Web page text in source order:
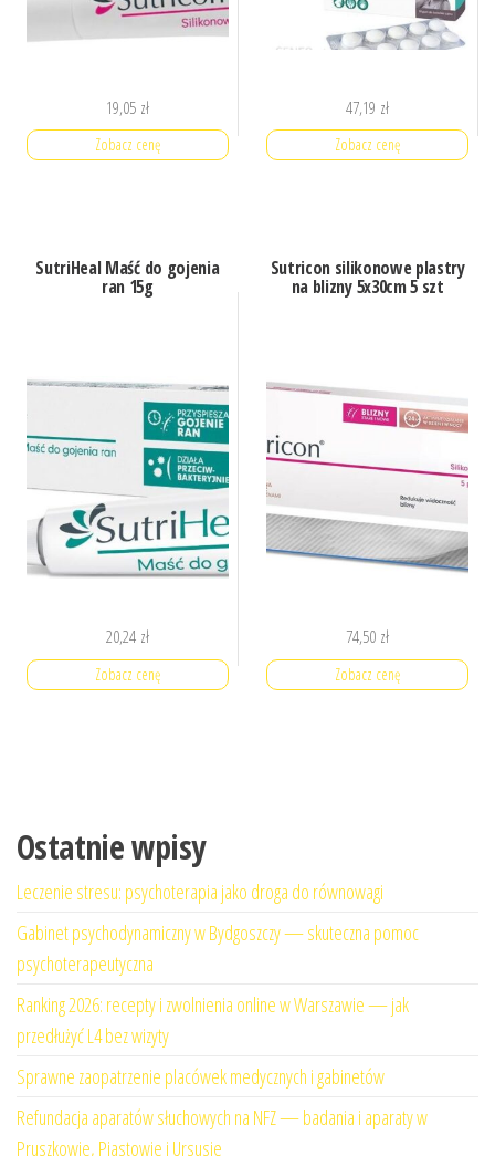
19,05 zł
Zobacz cenę
47,19 zł
Zobacz cenę
SutriHeal Maść do gojenia
ran 15g
20,24 zł
Zobacz cenę
Sutricon silikonowe plastry
na blizny 5x30cm 5 szt
74,50 zł
Zobacz cenę
Ostatnie wpisy
Leczenie stresu: psychoterapia jako droga do równowagi
Gabinet psychodynamiczny w Bydgoszczy — skuteczna pomoc
psychoterapeutyczna
Ranking 2026: recepty i zwolnienia online w Warszawie — jak
przedłużyć L4 bez wizyty
Sprawne zaopatrzenie placówek medycznych i gabinetów
Refundacja aparatów słuchowych na NFZ — badania i aparaty w
Pruszkowie, Piastowie i Ursusie